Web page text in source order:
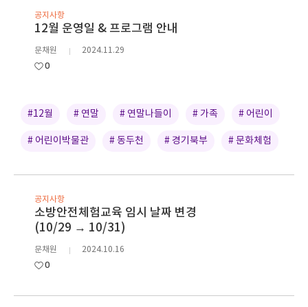
공지사항
12월 운영일 & 프로그램 안내
문채원 2024.11.29
0
#12월 # 연말 # 연말나들이 # 가족 # 어린이
# 어린이박물관 # 동두천 # 경기북부 # 문화체험
공지사항
소방안전체험교육 임시 날짜 변경
(10/29 → 10/31)
문채원 2024.10.16
0